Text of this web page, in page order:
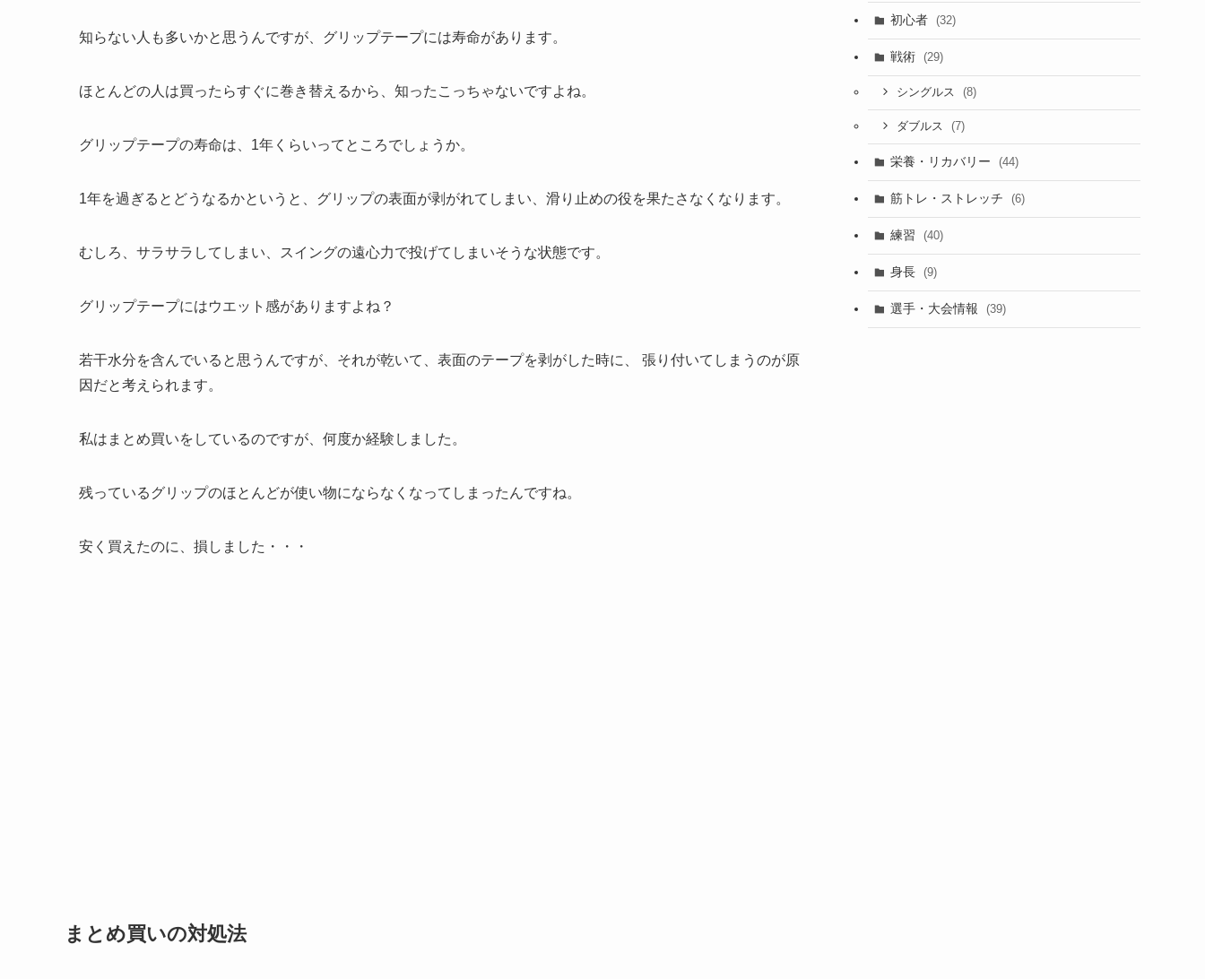
知らない人も多いかと思うんですが、グリップテープには寿命があります。
ほとんどの人は買ったらすぐに巻き替えるから、知ったこっちゃないですよね。
グリップテープの寿命は、1年くらいってところでしょうか。
1年を過ぎるとどうなるかというと、グリップの表面が剥がれてしまい、滑り止めの役を果たさなくなります。
むしろ、サラサラしてしまい、スイングの遠心力で投げてしまいそうな状態です。
グリップテープにはウエット感がありますよね？
若干水分を含んでいると思うんですが、それが乾いて、表面のテープを剥がした時に、 張り付いてしまうのが原
因だと考えられます。
私はまとめ買いをしているのですが、何度か経験しました。
残っているグリップのほとんどが使い物にならなくなってしまったんですね。
安く買えたのに、損しました・・・
まとめ買いの対処法
初心者 (32)
戦術 (29)
シングルス (8)
ダブルス (7)
栄養・リカバリー (44)
筋トレ・ストレッチ (6)
練習 (40)
身長 (9)
選手・大会情報 (39)